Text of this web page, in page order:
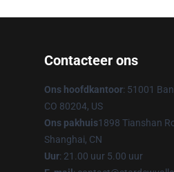
Contacteer ons
Ons hoofdkantoor: 51001
CO 80204, US
Ons pakhuis1898 Tianshan
Shanghai, CN
Uur: 21.00 uur 5.00 uur